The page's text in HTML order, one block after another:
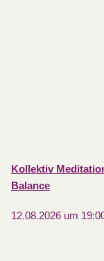
Kollektiv
Balance
12.08.2026 um